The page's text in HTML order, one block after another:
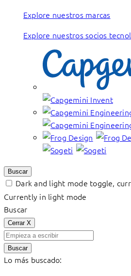
Explore nuestros marcas
Explore nuestros socios
Buscar
Dark and light mode toggle,
Currently in light mode
Buscar
Cerrar X
Buscar
Lo más buscado: